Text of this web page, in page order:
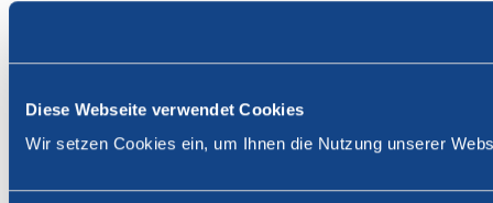
Diese Webseite verwendet Cookies
Wir setzen Cookies ein, um Ihnen die Nutzung unserer